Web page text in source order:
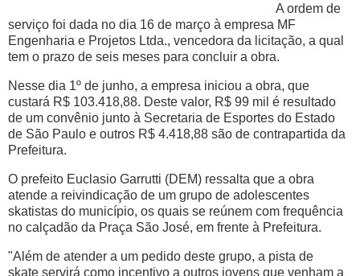
A ordem de
serviço foi dada no dia 16 de março à empresa MF
Engenharia e Projetos Ltda., vencedora da licitação, a qual
tem o prazo de seis meses para concluir a obra.
Nesse dia 1º de junho, a empresa iniciou a obra, que
custará R$ 103.418,88. Deste valor, R$ 99 mil é resultado
de um convênio junto à Secretaria de Esportes do Estado
de São Paulo e outros R$ 4.418,88 são de contrapartida da
Prefeitura.
O prefeito Euclasio Garrutti (DEM) ressalta que a obra
atende a reivindicação de um grupo de adolescentes
skatistas do município, os quais se reúnem com frequência
no calçadão da Praça São José, em frente à Prefeitura.
"Além de atender a um pedido deste grupo, a pista de
skate servirá como incentivo a outros jovens que venham a